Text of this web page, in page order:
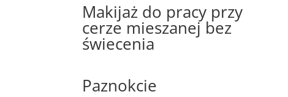
Makijaż do pracy przy
cerze mieszanej bez
świecenia
Paznokcie